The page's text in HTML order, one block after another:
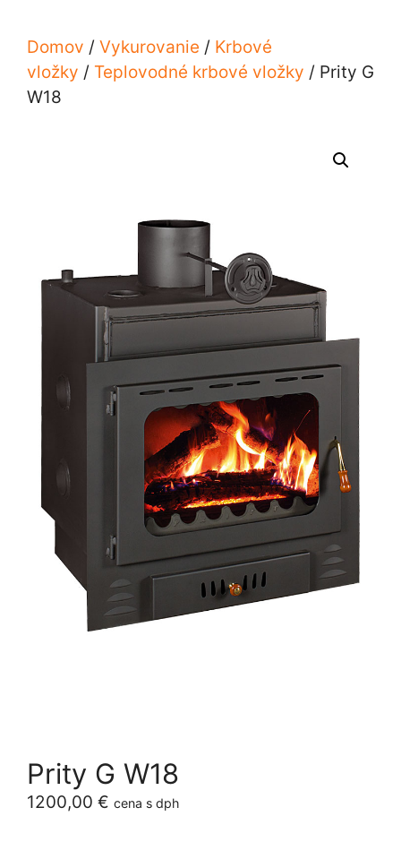
Domov / Vykurovanie / Krbové
vložky / Teplovodné krbové vložky / Prity G
W18
Prity G W18
1200,00 € cena s dph